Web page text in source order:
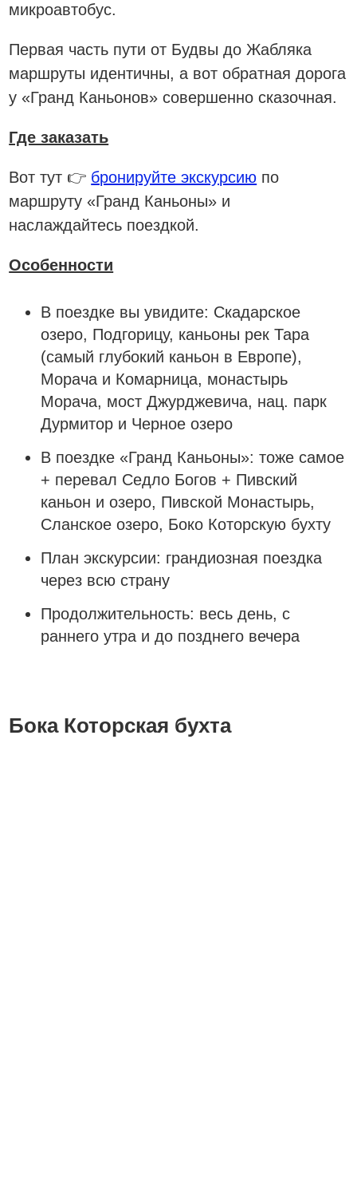
микроавтобус.
Первая часть пути от Будвы до Жабляка
маршруты идентичны, а вот обратная дорога
у «Гранд Каньонов» совершенно сказочная.
Где заказать
Вот тут 👉 бронируйте экскурсию по
маршруту «Гранд Каньоны» и
наслаждайтесь поездкой.
Особенности
В поездке вы увидите: Скадарское
озеро, Подгорицу, каньоны рек Тара
(самый глубокий каньон в Европе),
Морача и Комарница, монастырь
Морача, мост Джурджевича, нац. парк
Дурмитор и Черное озеро
В поездке «Гранд Каньоны»: тоже самое
+ перевал Седло Богов + Пивский
каньон и озеро, Пивской Монастырь,
Сланское озеро, Боко Которскую бухту
План экскурсии: грандиозная поездка
через всю страну
Продолжительность: весь день, с
раннего утра и до позднего вечера
Бока Которская бухта